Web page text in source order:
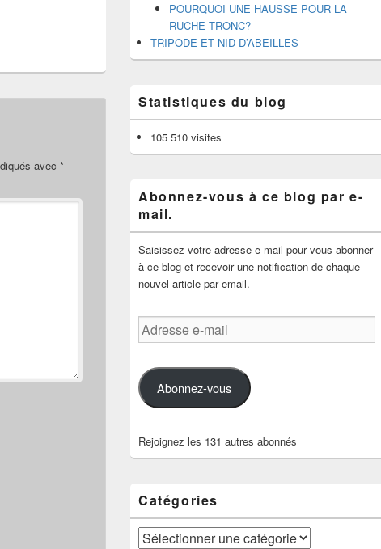
avec *
POURQUOI UNE HAUSSE POUR LA
RUCHE TRONC?
TRIPODE ET NID D’ABEILLES
Statistiques du blog
105 510 visites
Abonnez-vous à ce blog par e-
mail.
Saisissez votre adresse e-mail pour vous abonner
à ce blog et recevoir une notification de chaque
nouvel article par email.
Adresse
e-
Abonnez-vous
Rejoignez les 131 autres abonnés
Catégories
Catégories